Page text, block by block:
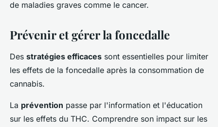
de maladies graves comme le cancer.
Prévenir et gérer la foncedalle
Des stratégies efficaces sont essentielles pour limiter
les effets de la foncedalle après la consommation de
cannabis.
La prévention passe par l'information et l'éducation
sur les effets du THC. Comprendre son impact sur les